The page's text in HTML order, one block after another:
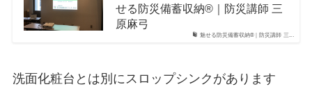
魅せる防災備蓄収納®｜防災講師 三...
せる防災備蓄収納®｜防災講師 三
原麻弓
洗面化粧台とは別にスロップシンクがあります